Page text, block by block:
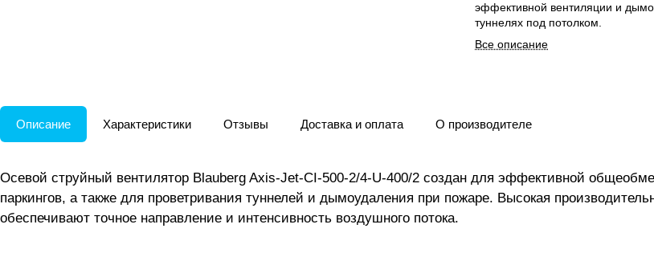
эффективной вентиляции и
туннелях под потолком.
Все описание
Описание Характеристики Отзывы Доставка и оплата О производителе
Осевой струйный вентилятор Blauberg Axis-Jet-CI-500-2/4-U-400/2 создан для эффективной
паркингов, а также для проветривания туннелей и дымоудаления при пожаре. Высокая
обеспечивают точное направление и интенсивность воздушного потока.